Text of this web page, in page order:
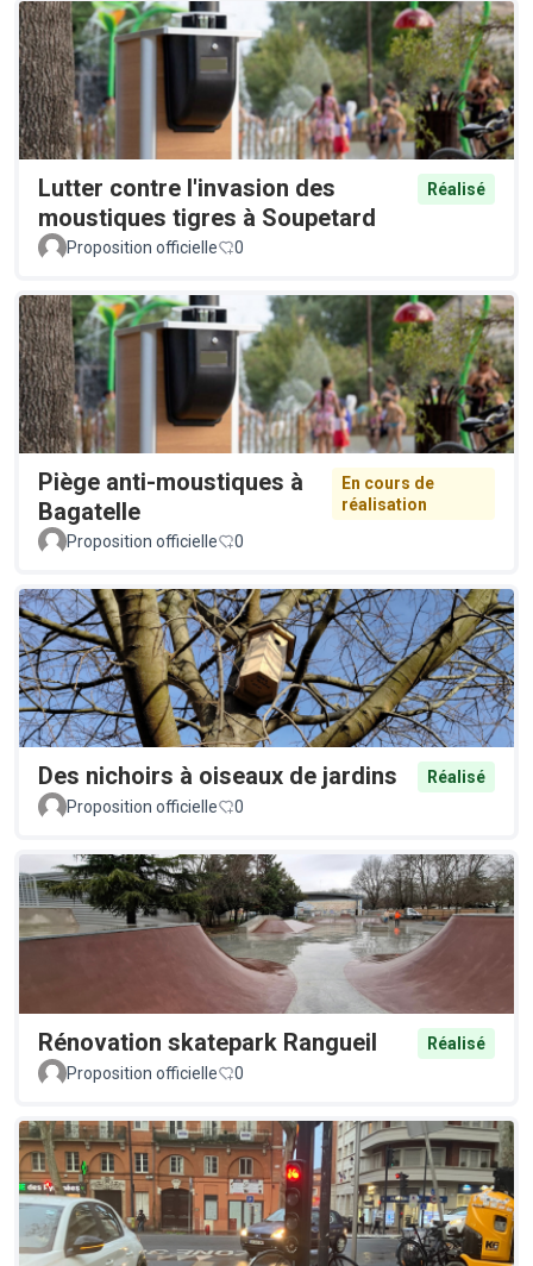
Lutter contre l'invasion des
moustiques tigres à Soupetard
Réalisé
Proposition officielle 0
Piège anti-moustiques à
Bagatelle
En cours de
réalisation
Proposition officielle
0
Des nichoirs à oiseaux de jardins
Réalisé
Proposition officielle
0
Rénovation skatepark Rangueil
Réalisé
Proposition officielle
0